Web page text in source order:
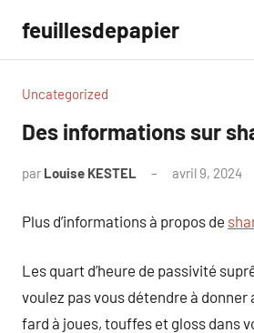
contenu
feuillesdepapier
Uncategorized
Des informations sur
par Louise KESTEL avril 9, 2024
Plus d’informations à propos de
Les quart d’heure de passivité
voulez pas vous détendre à donner
fard à joues, touffes et gloss dans